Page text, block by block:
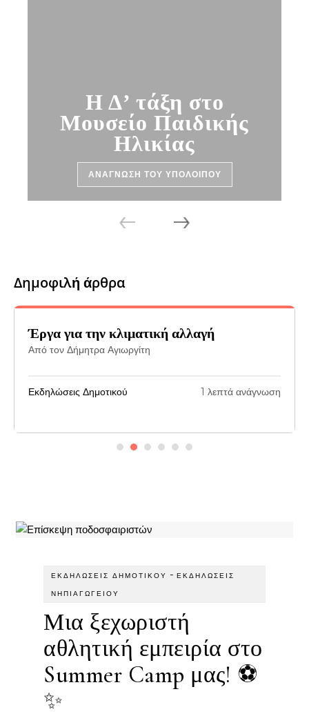
Η Δ’ τάξη στο
Μουσείο Παιδικής
Ηλικίας
ΑΝΆΓΝΩΣΗ ΤΟΥ ΥΠΟΛΟΊΠΟΥ
‹ ›
Δημοφιλή άρθρα
Έργα για την κλιματική αλλαγή
Από τον Δήμητρα Αγιωργίτη
Εκδηλώσεις Δημοτικού 1 λεπτά ανάγνωση
ΕΚΔΗΛΏΣΕΙΣ ΔΗΜΟΤΙΚΟΎ -ΕΚΔΗΛΏΣΕΙΣ
ΝΗΠΙΑΓΩΓΕΊΟΥ
Μια ξεχωριστή
αθλητική εμπειρία στο
Summer Camp μας! ⚽
✨